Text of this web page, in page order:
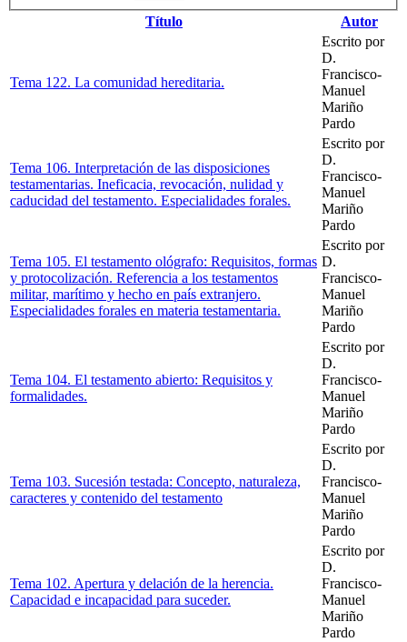
Título
Autor
Tema 122. La comunidad hereditaria.
Escrito por
D.
Francisco-
Manuel
Mariño
Pardo
Tema 106. Interpretación de las disposiciones
testamentarias. Ineficacia, revocación, nulidad y
caducidad del testamento. Especialidades forales.
Escrito por
D.
Francisco-
Manuel
Mariño
Pardo
Tema 105. El testamento ológrafo: Requisitos, formas
y protocolización. Referencia a los testamentos
militar, marítimo y hecho en país extranjero.
Especialidades forales en materia testamentaria.
Escrito por
D.
Francisco-
Manuel
Mariño
Pardo
Tema 104. El testamento abierto: Requisitos y
formalidades.
Escrito por
D.
Francisco-
Manuel
Mariño
Pardo
Tema 103. Sucesión testada: Concepto, naturaleza,
caracteres y contenido del testamento
Escrito por
D.
Francisco-
Manuel
Mariño
Pardo
Tema 102. Apertura y delación de la herencia.
Capacidad e incapacidad para suceder.
Escrito por
D.
Francisco-
Manuel
Mariño
Pardo